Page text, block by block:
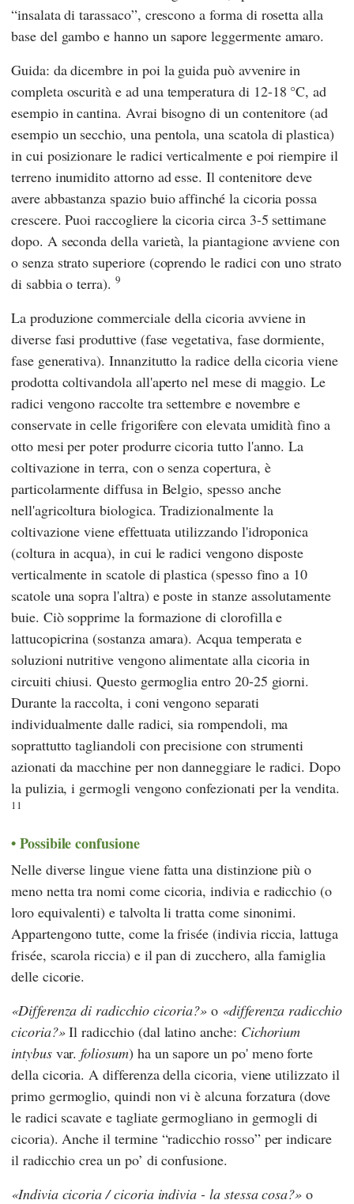
“insalata di tarassaco”, crescono a forma di rosetta alla
base del gambo e hanno un sapore leggermente amaro.
Guida: da dicembre in poi la guida può avvenire in
completa oscurità e ad una temperatura di 12-18 °C, ad
esempio in cantina. Avrai bisogno di un contenitore (ad
esempio un secchio, una pentola, una scatola di plastica)
in cui posizionare le radici verticalmente e poi riempire il
terreno inumidito attorno ad esse. Il contenitore deve
avere abbastanza spazio buio affinché la cicoria possa
crescere. Puoi raccogliere la cicoria circa 3-5 settimane
dopo. A seconda della varietà, la piantagione avviene con
o senza strato superiore (coprendo le radici con uno strato
di sabbia o terra). 9
La produzione commerciale della cicoria avviene in
diverse fasi produttive (fase vegetativa, fase dormiente,
fase generativa). Innanzitutto la radice della cicoria viene
prodotta coltivandola all'aperto nel mese di maggio. Le
radici vengono raccolte tra settembre e novembre e
conservate in celle frigorifere con elevata umidità fino a
otto mesi per poter produrre cicoria tutto l'anno. La
coltivazione in terra, con o senza copertura, è
particolarmente diffusa in Belgio, spesso anche
nell'agricoltura biologica. Tradizionalmente la
coltivazione viene effettuata utilizzando l'idroponica
(coltura in acqua), in cui le radici vengono disposte
verticalmente in scatole di plastica (spesso fino a 10
scatole una sopra l'altra) e poste in stanze assolutamente
buie. Ciò sopprime la formazione di clorofilla e
lattucopicrina (sostanza amara). Acqua temperata e
soluzioni nutritive vengono alimentate alla cicoria in
circuiti chiusi. Questo germoglia entro 20-25 giorni.
Durante la raccolta, i coni vengono separati
individualmente dalle radici, sia rompendoli, ma
soprattutto tagliandoli con precisione con strumenti
azionati da macchine per non danneggiare le radici. Dopo
la pulizia, i germogli vengono confezionati per la vendita.
11
Possibile confusione
Nelle diverse lingue viene fatta una distinzione più o
meno netta tra nomi come cicoria, indivia e radicchio (o
loro equivalenti) e talvolta li tratta come sinonimi.
Appartengono tutte, come la frisée (indivia riccia, lattuga
frisée, scarola riccia) e il pan di zucchero, alla famiglia
delle cicorie.
Differenza di radicchio cicoria? o differenza radicchio
cicoria? Il radicchio (dal latino anche: Cichorium
intybusvar.foliosum) ha un sapore un po' meno forte
della cicoria. A differenza della cicoria, viene utilizzato il
primo germoglio, quindi non vi è alcuna forzatura (dove
le radici scavate e tagliate germogliano in germogli di
cicoria). Anche il termine “radicchio rosso” per indicare
il radicchio crea un po’ di confusione.
Indivia cicoria / cicoria indivia - la stessa cosa? o